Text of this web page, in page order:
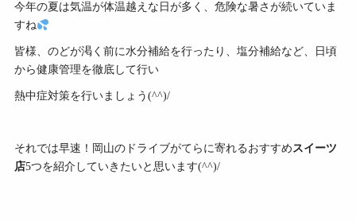
今年の夏は気温が体温越えな日が多く、危険な暑さが続いていま
すね
皆様、のどが渇く前に水分補給を行ったり、塩分補給など、日頃
から健康管理を徹底して行い
熱中症対策を行いましょう(^^)/
それでは早速！岡山のドライブがてらに寄れるおすすめ スイーツ
店5つを紹介していきたいと思います(^^)/